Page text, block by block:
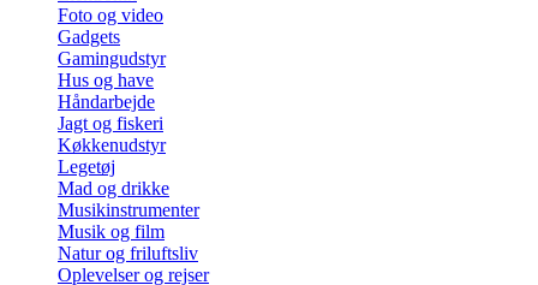
Foto og video
Gadgets
Gamingudstyr
Hus og have
Håndarbejde
Jagt og fiskeri
Køkkenudstyr
Legetøj
Mad og drikke
Musikinstrumenter
Musik og film
Natur og friluftsliv
Oplevelser og rejser